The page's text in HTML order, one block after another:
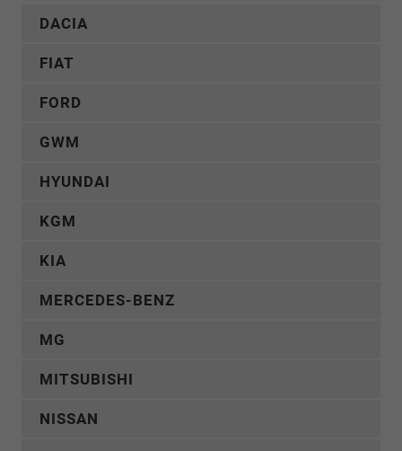
DACIA
FIAT
FORD
GWM
HYUNDAI
KGM
KIA
MERCEDES-BENZ
MG
MITSUBISHI
NISSAN